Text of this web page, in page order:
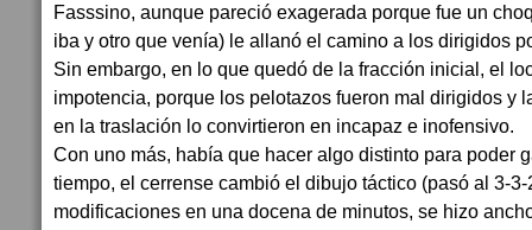
Fasssino, aunque pareció exagerada porque fue un
iba y otro que venía) le allanó el camino a los dirigidos
Sin embargo, en lo que quedó de la fracción inicial, el
impotencia, porque los pelotazos fueron mal dirigidos y
en la traslación lo convirtieron en incapaz e inofensivo.
Con uno más, había que hacer algo distinto para poder
tiempo, el cerrense cambió el dibujo táctico (pasó al 3-
modificaciones en una docena de minutos, se hizo